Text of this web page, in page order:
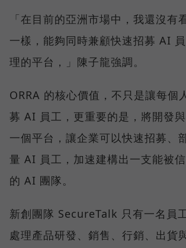
「在目前的亞洲市場中，我還沒有
一樣，能夠同時兼顧快速招募 AI
理的平台，」陳子龍強調。
ORRA 的核心價值，不只是讓每個
募 AI 員工，更重要的是，將開發
一個平台，讓企業可以快速招募、
量 AI 員工，加速建構出一支能被
的 AI 團隊。
新創團隊 SecureTalk 只有一名員
處理產品研發、銷售、行銷、出貨